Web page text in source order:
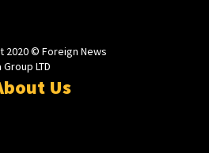
2020 © Foreign News
LTD
Us